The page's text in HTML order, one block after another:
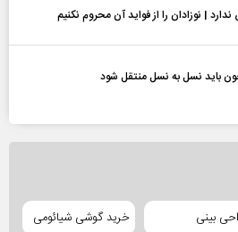
| نوزادان را از فواید آن محروم نکنیم
باید نسل به نسل منتقل شود
بینی خرید گوشی شیائومی